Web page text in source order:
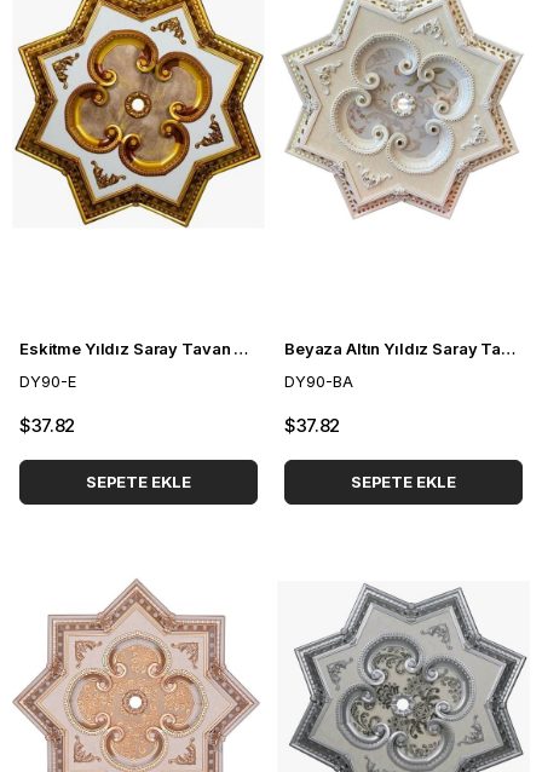
Eskitme Yıldız Saray Tavan 90 cm
DY90-E
$37.82
SEPETE EKLE
Beyaza Altın Yıldız Saray Tavan 90 cm
DY90-BA
$37.82
SEPETE EKLE